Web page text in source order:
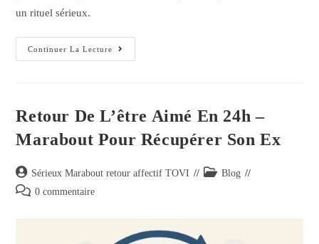
un rituel sérieux.
Continuer La Lecture
Retour De L’être Aimé En 24h –
Marabout Pour Récupérer Son Ex
Sérieux Marabout retour affectif TOVI
Blog
0 commentaire